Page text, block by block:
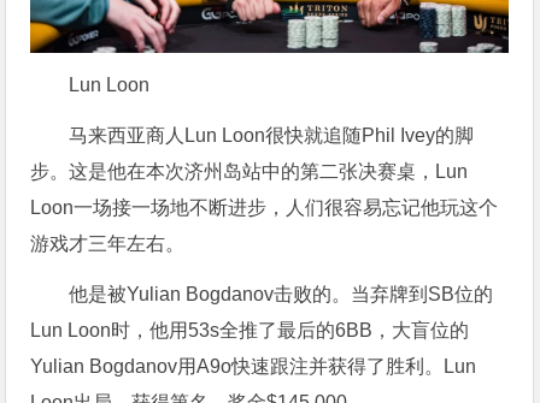
Lun Loon
马来西亚商人Lun Loon很快就追随Phil Ivey的脚
步。这是他在本次济州岛站中的第二张决赛桌，Lun
Loon一场接一场地不断进步，人们很容易忘记他玩这个
游戏才三年左右。
他是被Yulian Bogdanov击败的。当弃牌到SB位的
Lun Loon时，他用53s全推了最后的6BB，大盲位的
Yulian Bogdanov用A9o快速跟注并获得了胜利。Lun